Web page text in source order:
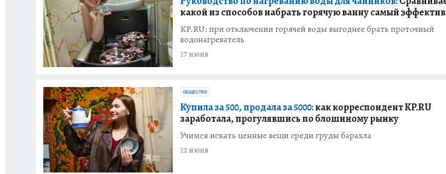
какой из способов набрать горячую ванну самый
KP.RU: при отключении горячей воды выгоднее брать проточный
водонагреватель
17 июня
ОБЩЕСТВО
Купила за 500, продала за 5000:как корреспондент KP.RU
заработала, прогулявшись по блошиному рынку
Учимся искать ценные вещи среди груды барахла
12 июня